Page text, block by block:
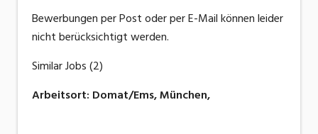
Bewerbungen per Post oder per E-Mail können leider
nicht berücksichtigt werden.
Similar Jobs (2)
Arbeitsort: Domat/Ems, München,